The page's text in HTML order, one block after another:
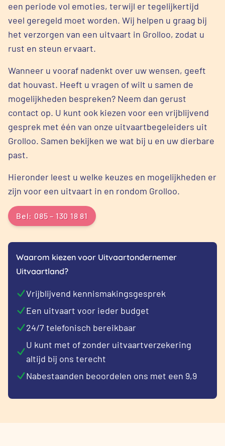
een periode vol emoties, terwijl er tegelijkertijd
veel geregeld moet worden. Wij helpen u graag bij
het verzorgen van een uitvaart in Grolloo, zodat u
rust en steun ervaart.
Wanneer u vooraf nadenkt over uw wensen, geeft
dat houvast. Heeft u vragen of wilt u samen de
mogelijkheden bespreken? Neem dan gerust
contact op. U kunt ook kiezen voor een vrijblijvend
gesprek met één van onze uitvaartbegeleiders uit
Grolloo. Samen bekijken we wat bij u en uw dierbare
past.
Hieronder leest u welke keuzes en mogelijkheden er
zijn voor een uitvaart in en rondom Grolloo.
Bel: 085 – 130 18 81
Waarom kiezen voor Uitvaartondernemer
Uitvaartland?
Vrijblijvend kennismakingsgesprek
Een uitvaart voor ieder budget
24/7 telefonisch bereikbaar
U kunt met of zonder uitvaartverzekering
altijd bij ons terecht
Nabestaanden beoordelen ons met een 9,9